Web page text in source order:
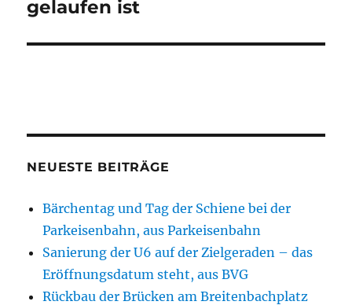
gelaufen ist
NEUESTE BEITRÄGE
Bärchentag und Tag der Schiene bei der
Parkeisenbahn, aus Parkeisenbahn
Sanierung der U6 auf der Zielgeraden – das
Eröffnungsdatum steht, aus BVG
Rückbau der Brücken am Breitenbachplatz